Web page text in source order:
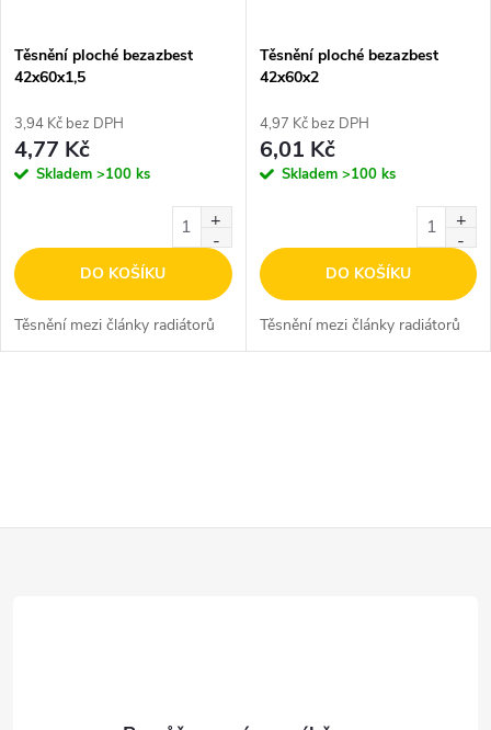
Těsnění ploché bezazbest
42x60x1,5
3,94 Kč bez DPH
4,77 Kč
Skladem >100 ks
DO KOŠÍKU
Těsnění mezi články radiátorů
Těsnění ploché bezazbest
42x60x2
4,97 Kč bez DPH
6,01 Kč
Skladem >100 ks
DO KOŠÍKU
Těsnění mezi články radiátorů